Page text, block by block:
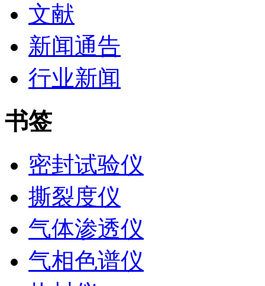
文献
新闻通告
行业新闻
书签
密封试验仪
撕裂度仪
气体渗透仪
气相色谱仪